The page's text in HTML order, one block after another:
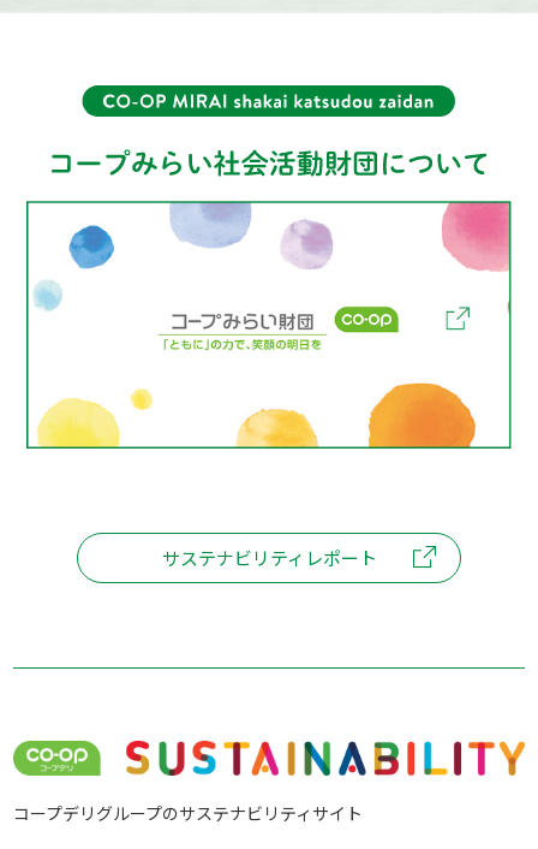
サステナビリティレポート
コープデリグループのサステナビリティサイト